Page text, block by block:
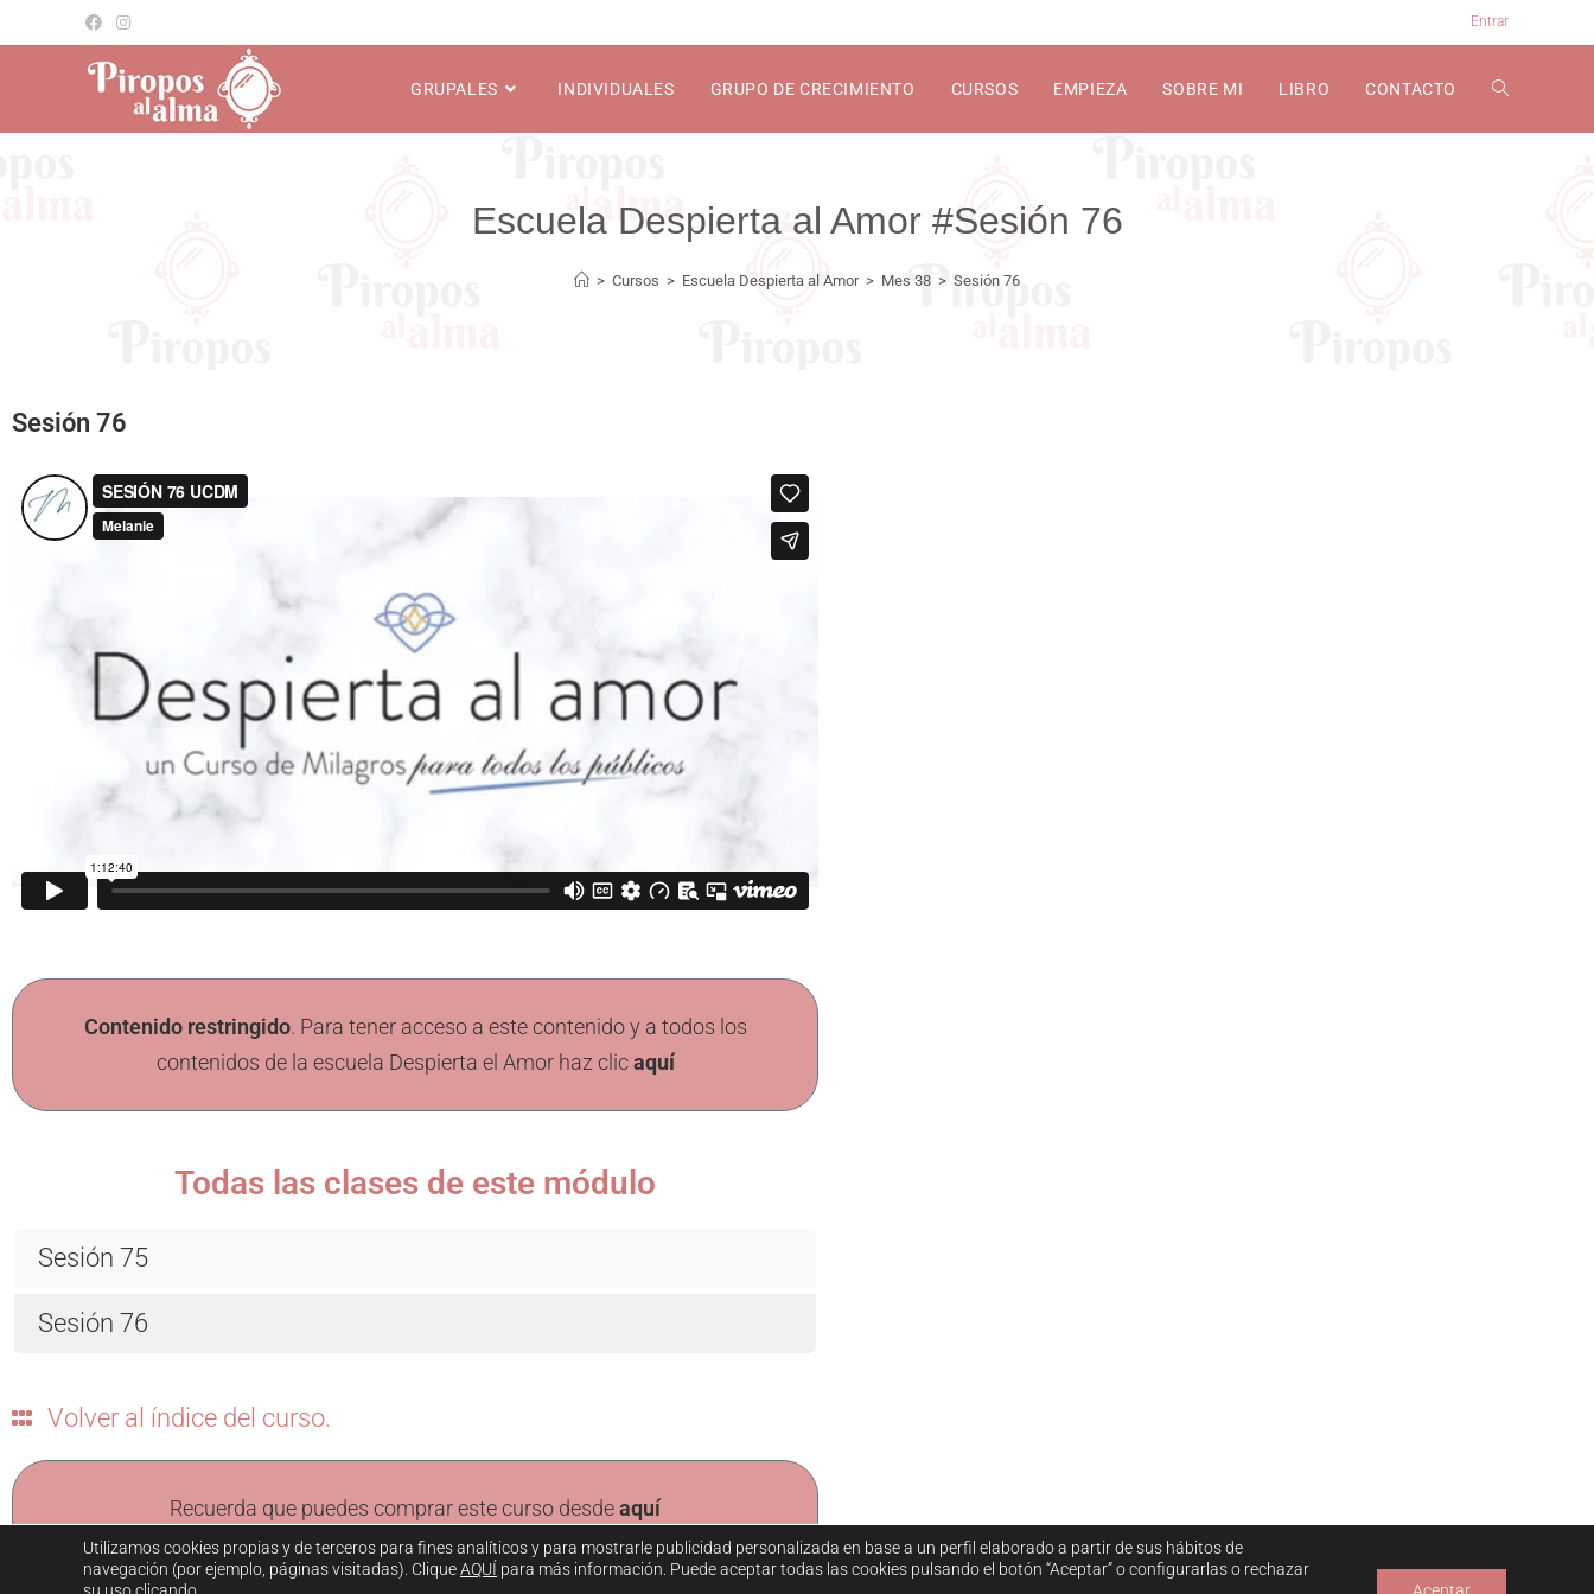
Entrar
GRUPALES INDIVIDUALES GRUPO DE CRECIMIENTO CURSOS EMPIEZA SOBRE MI LIBRO CONTACTO
Sesión 76
> Cursos > Escuela Despierta al Amor > Mes 38 > Sesión 76
Sesión 76
Contenido restringido. Para tener acceso a este contenido y a todos los
contenidos de la escuela Despierta el Amor haz clicaquí
Todas las clases de este módulo
Sesión 75
Sesión 76
Volver al índice del curso.
Recuerda que puedes comprar este curso desdeaquí
Utilizamos cookies propias y de terceros para fines analíticos y para mostrarle publicidad personalizada en base a un perfil elaborado a partir de sus hábitos de
navegación (por ejemplo, páginas visitadas). CliqueAQUÍ para más información. Puede aceptar todas las cookies pulsando el botón “Aceptar” o configurarlas o rechazar